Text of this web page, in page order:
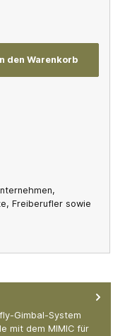
den Warenkorb
Freiberufler sowie
Gimbal-System
mit dem MIMIC für